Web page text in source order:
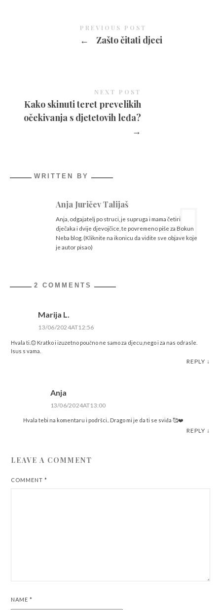
PREVIOUS POST
← Zašto čitati djeci
NEXT POST
Kako skinuti teret prevelikih
očekivanja s djetetovih leđa?
→
WRITTEN BY
Anja Juričev Talijaš
Anja, odgajatelj po struci, je supruga i mama četiri
dječaka i dvije djevojčice, te povremeno piše za Bokun
Neba blog. (Kliknite na ikonicu da vidite sve objave koje
je autor pisao)
2 COMMENTS
Marija L.
13/06/2024AT12:56
Hvala ti.😊 Kratko i izuzetno poučno ne samo za djecu,nego i za nas odrasle.
Isus s vama.
REPLY ↓
Anja
13/06/2024AT13:00
Hvala tebi na komentaru i podršci.. Drago mi je da ti se sviđa 🥰❤️
REPLY ↓
LEAVE A COMMENT
COMMENT*
NAME*